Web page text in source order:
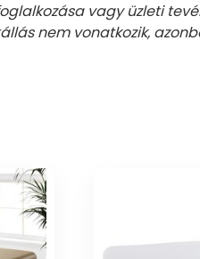
vagy üzleti
nem vonatkozik,